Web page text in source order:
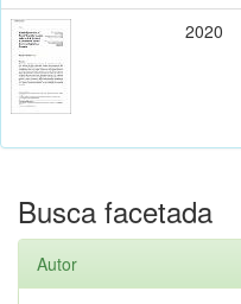
2020
Busca facetada
Autor